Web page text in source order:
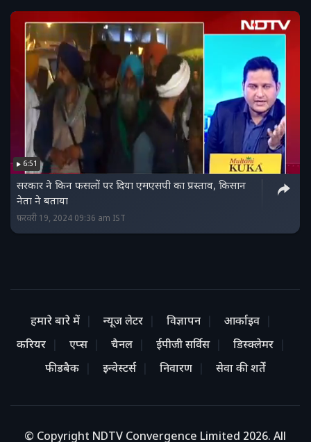
6:51
सरकार ने किन फसलों पर दिया एमएसपी का प्रस्ताव, किसान
नेता ने बताया
फ़रवरी 19, 2024 09:36 am IST
हमारे बारे में न्यूज लेटर विज्ञापन
आर्काइव
करियर
एप्स चैनल ईपीजी सर्विस
डिस्क्लेमर
फीडबैक
इन्वेस्टर्स निवारण सेवा की शर्तें
© Copyright NDTV Convergence Limited 2026. All